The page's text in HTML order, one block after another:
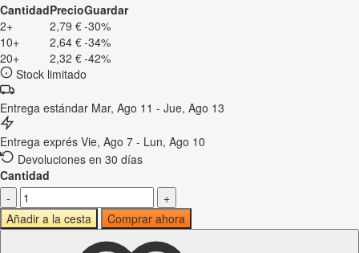
CantidadPrecioGuardar
2+
2,79 €-30%
10+
2,64 €-34%
20+
2,32 €-42%
Stock limitado
Entrega estándar Mar, Ago 11 - Jue, Ago 13
Entrega exprés Vie, Ago 7 - Lun, Ago 10
Devoluciones en 30 días
Cantidad
-
+
Añadir a la cesta
Comprar ahora